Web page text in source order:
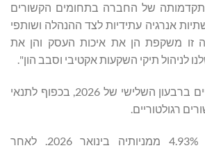
של החברה בתחומים הקשורים
אנרגיה עתידיות לצד ההנהלה ושותפי
זו משקפת הן את איכות העסק והן את
לניהול תיקי השקעות אקטיבי וסבב הון".
העסקה צפויה להסתיים ברבעון השלישי של 2026, בכפוף לתנאי
רגולטוריים.
סטונשילד רכשה 4.93% ממניותיה בינואר 2026. לאחר